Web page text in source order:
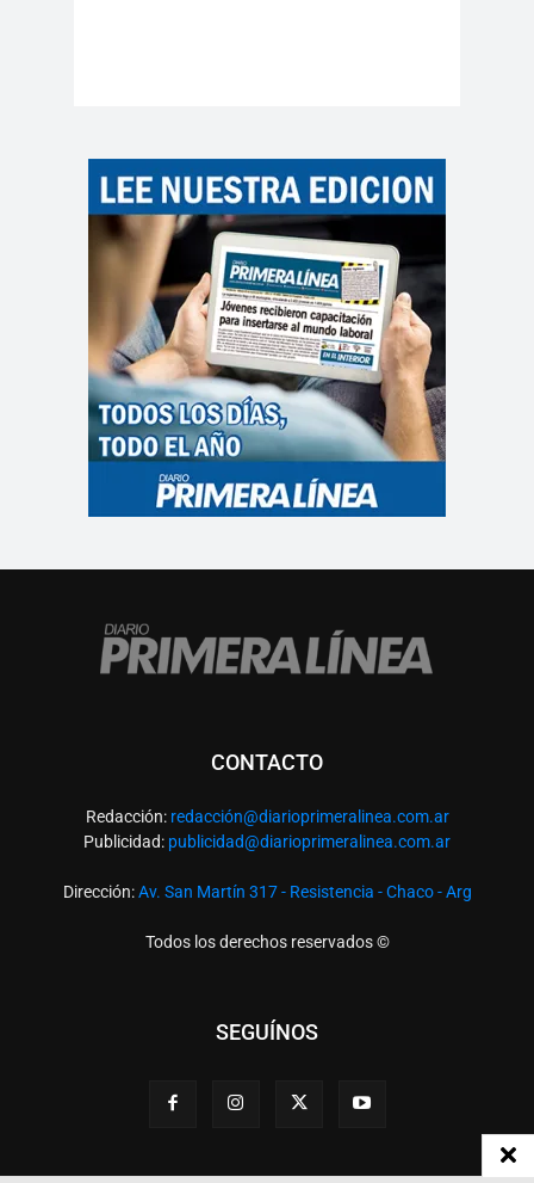
CONTACTO
Redacción: redacción@diarioprimeralinea.com.ar
Publicidad: publicidad@diarioprimeralinea.com.ar
Dirección:Av. San Martín 317 - Resistencia - Chaco - Arg
Todos los derechos reservados ©
SEGUÍNOS